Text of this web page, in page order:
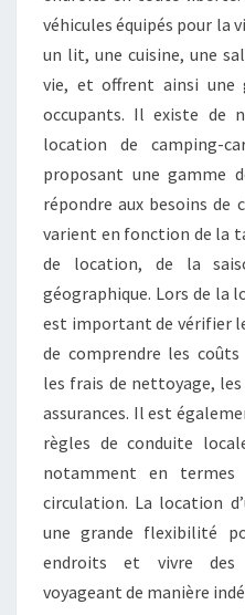
véhicules équipés pour la
un lit, une cuisine, une
vie, et offrent ainsi une
occupants. Il existe de
location de camping-
proposant une gamme
répondre aux besoins de
varient en fonction de la
de location, de la
géographique. Lors de la
est important de vérifier
de comprendre les
les frais de nettoyage,
assurances. Il est
règles de conduite
notamment en
circulation. La location
une grande flexibilité
endroits et vivre des
voyageant de manière